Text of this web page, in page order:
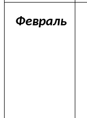
Февраль